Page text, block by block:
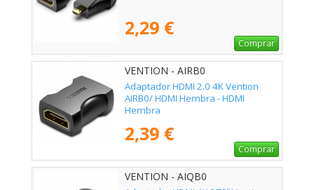
2,29 €
Comprar
VENTION - AIRB0
Adaptador HDMI 2.0 4K Vention
AIRB0/ HDMI Hembra - HDMI
Hembra
2,39 €
Comprar
VENTION - AIQB0